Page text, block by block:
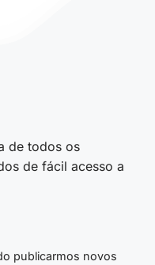
de todos os
de fácil acesso a
publicarmos novos